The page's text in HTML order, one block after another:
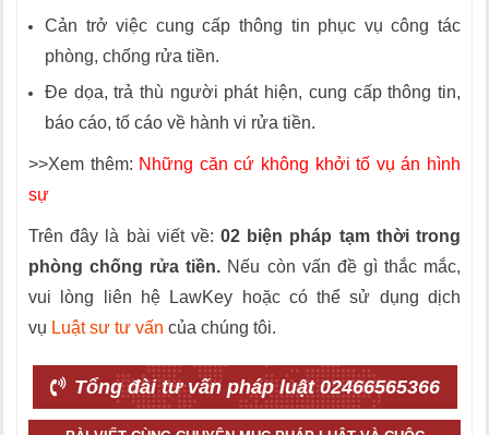
Cản trở việc cung cấp thông tin phục vụ công tác
phòng, chống rửa tiền.
Đe dọa, trả thù người phát hiện, cung cấp thông tin,
báo cáo, tố cáo về hành vi rửa tiền.
>>Xem thêm: Những căn cứ không khởi tố vụ án hình
sự
Trên đây là bài viết về:02 biện pháp tạm thời trong
phòng chống rửa tiền. Nếu còn vấn đề gì thắc mắc,
vui lòng liên hệ LawKey hoặc có thể sử dụng dịch
vụ Luật sư tư vấn của chúng tôi.
Tổng đài tư vấn pháp luật 02466565366